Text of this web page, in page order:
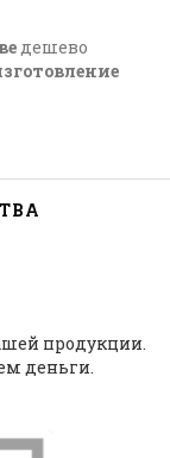
дешево
продукции.
деньги.